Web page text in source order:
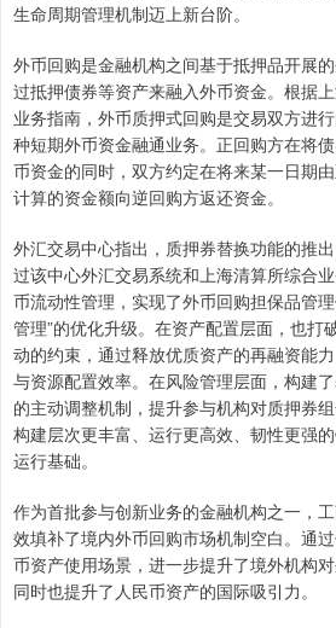
生命周期管理机制迈上新台阶。
外币回购是金融机构之间基于抵押品开展
过抵押债券等资产来融入外币资金。根据
业务指南，外币质押式回购是交易双方进
种短期外币资金融通业务。正回购方在将
币资金的同时，双方约定在将来某一日期
计算的资金额向逆回购方返还资金。
外汇交易中心指出，质押券替换功能的推
过该中心外汇交易系统和上海清算所综合
币流动性管理，实现了外币回购担保品管
管理”的优化升级。在资产配置层面，也打
动的约束，通过释放优质资产的再融资能
与资源配置效率。在风险管理层面，构建
的主动调整机制，提升参与机构对质押券
构建层次更丰富、运行更高效、韧性更强
运行基础。
作为首批参与创新业务的金融机构之一，
效填补了境内外币回购市场机制空白。通
币资产使用场景，进一步提升了境外机构
同时也提升了人民币资产的国际吸引力。